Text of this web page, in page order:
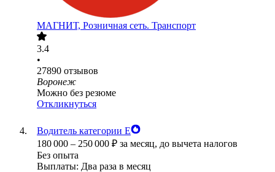
МАГНИТ, Розничная сеть. Транспорт
3.4
•
27890 отзывов
Воронеж
Можно без резюме
Откликнуться
Водитель категории Е
180 000 – 250 000 ₽ за месяц, до вычета налогов
Без опыта
Выплаты: Два раза в месяц